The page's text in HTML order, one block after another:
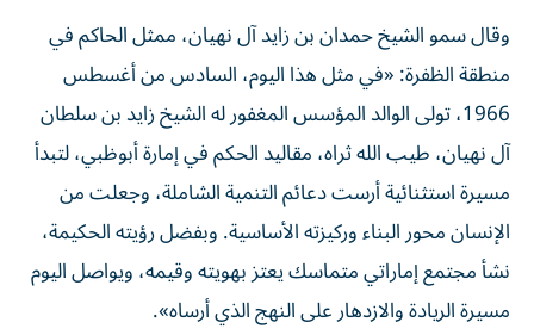
وقال سمو الشيخ حمدان بن زايد آل نهيان، ممثل الحاكم في
منطقة الظفرة: «في مثل هذا اليوم، السادس من أغسطس
1966، تولى الوالد المؤسس المغفور له الشيخ زايد بن سلطان
آل نهيان، طيب الله ثراه، مقاليد الحكم في إمارة أبوظبي، لتبدأ
مسيرة استثنائية أرست دعائم التنمية الشاملة، وجعلت من
الإنسان محور البناء وركيزته الأساسية. وبفضل رؤيته الحكيمة،
نشأ مجتمع إماراتي متماسك يعتز بهويته وقيمه، ويواصل اليوم
مسيرة الريادة والازدهار على النهج الذي أرساه».